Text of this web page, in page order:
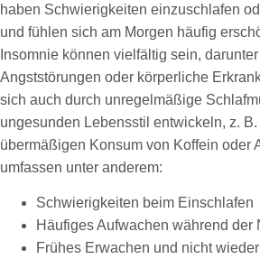
haben Schwierigkeiten einzuschlafen
und fühlen sich am Morgen häufig
Insomnie können vielfältig sein,
Angststörungen oder körperliche
sich auch durch unregelmäßige
ungesunden Lebensstil entwickeln, z.
übermäßigen Konsum von Koffein oder
umfassen unter anderem:
Schwierigkeiten beim Einschlafen
Häufiges Aufwachen während der
Frühes Erwachen und nicht